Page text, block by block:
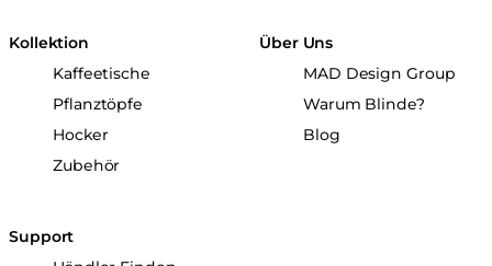
Kollektion
Kaffeetische
Pflanztöpfe
Hocker
Zubehör
Über Uns
MAD Design Group
Warum Blinde?
Blog
Support